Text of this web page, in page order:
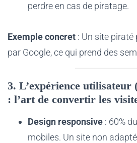
perdre en cas de piratage.
Exemple concret : Un site
par Google, ce qui prend des
3. L’expérience utilisateur
: l’art de convertir les
Design responsive : 60%
mobiles. Un site non